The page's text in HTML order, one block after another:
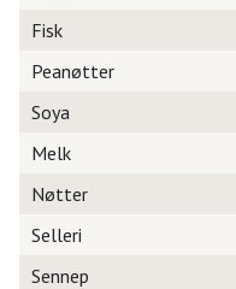
Fisk
Peanøtter
Soya
Melk
Nøtter
Selleri
Sennep